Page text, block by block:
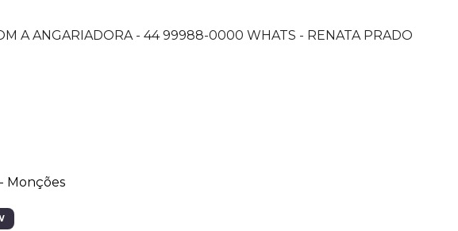
A ANGARIADORA - 44 99988-0000 WHATS - RENATA PRADO
Monções